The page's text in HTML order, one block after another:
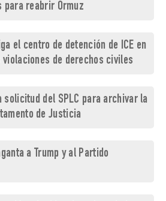
reabrir Ormuz
el centro de detención de ICE en
de derechos civiles
solicitud del SPLC para archivar la
de Justicia
a Trump y al Partido